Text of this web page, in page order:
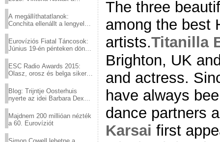
A megállíthatatlanok:
Conchita ellenállt a lengyel
Eurovíziós Fiatal Táncosok:
Június 19-én pénteken döntő
ESC Radio Awards 2015:
Olasz, orosz és belga siker,
Blog: Trijntje Oosterhuis
nyerte az idei Barbara Dex
Majdnem 200 millióan nézték
a 60. Eurovíziót
The three
among the best
artists.Titanilla
Brighton, UK
and actress.
have always
dance partners
Karsai first